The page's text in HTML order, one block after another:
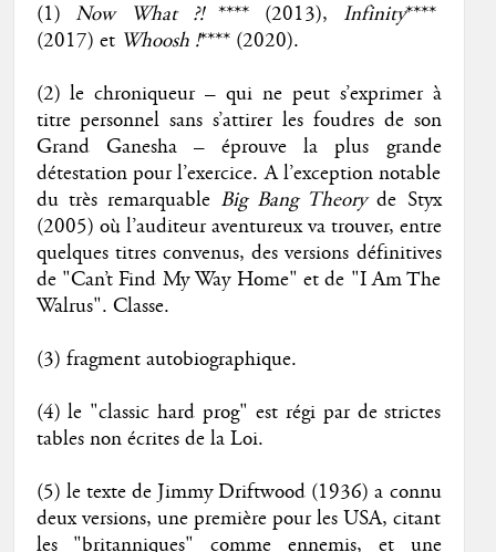
(1) Now What ?!**** (2013), Infinity****
(2017) et Whoosh !**** (2020).
(2) le chroniqueur – qui ne peut s’exprimer à
titre personnel sans s’attirer les foudres de son
Grand Ganesha – éprouve la plus grande
détestation pour l’exercice. A l’exception notable
du très remarquable Big Bang Theoryde Styx
(2005) où l’auditeur aventureux va trouver, entre
quelques titres convenus, des versions définitives
de "Can’t Find My Way Home" et de "I Am The
Walrus". Classe.
(3) fragment autobiographique.
(4) le "classic hard prog" est régi par de strictes
tables non écrites de la Loi.
(5) le texte de Jimmy Driftwood (1936) a connu
deux versions, une première pour les USA, citant
les "britanniques" comme ennemis, et une